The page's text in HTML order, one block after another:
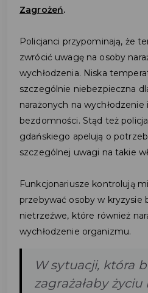
Zagrożeń.
Policjanci przypominają, że
zwrócić uwagę na osoby
wychłodzenia. Niska
szczególnie niebezpieczna
narażonych na wychłodzenie
bezdomności. Stąd też
gdańskiego apelują o
szczególnej uwagi na takie
Funkcjonariusze kontrolują
przebywać osoby w kryzysie
nietrzeźwe, które również
wychłodzenie organizmu.
W sytuacji, która
zagrażałaby